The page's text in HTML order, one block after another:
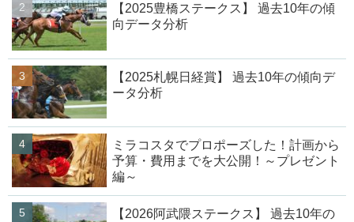
【2025豊橋ステークス】 過去10年の傾
向データ分析
【2025札幌日経賞】 過去10年の傾向デ
ータ分析
ミラコスタでプロポーズした！計画から
予算・費用までを大公開！～プレゼント
編～
【2026阿武隈ステークス】 過去10年の